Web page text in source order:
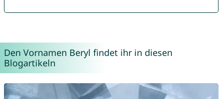
Den Vornamen Beryl findet ihr in diesen
Blogartikeln